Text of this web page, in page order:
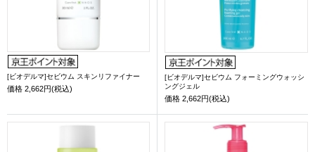
[ビオデルマ]セビウム スキンリファイナー
価格 2,662円(税込)
[ビオデルマ]セビウム フォーミングウォッシ
ングジェル
価格 2,662円(税込)